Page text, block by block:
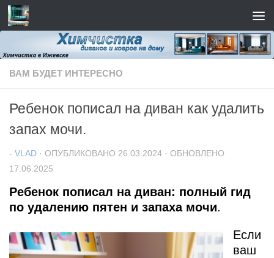
Перейти к содержимому
ВАМ БУДЕТ ИНТЕРЕСНО
Ребенок пописал на диван как удалить
запах мочи.
- VLAD · ОПУБЛИКОВАНО 26.03.2024 · ОБНОВЛЕНО
17.06.2025
Ребенок пописал на диван: полный гид
по удалению пятен и запаха мочи.
Если
ваш